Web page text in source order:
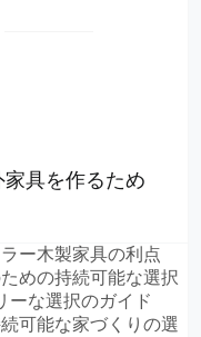
具を作るため
ー木製家具の利点
めの持続可能な選択
ーな選択のガイド
可能な家づくりの選